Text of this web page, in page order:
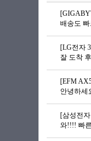
배송도
[LG전자
잘 도착
[EFM
안녕하세
[삼성전